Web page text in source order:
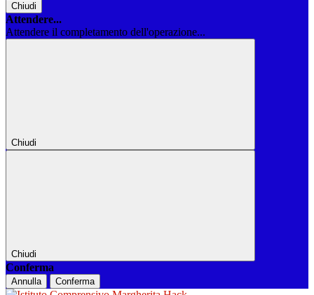
Chiudi
Attendere...
Attendere il completamento dell'operazione...
Chiudi
Chiudi
Conferma
Annulla Conferma